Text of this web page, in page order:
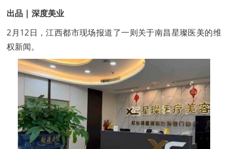
出品 | 深度美业
2月12日，江西都市现场报道了一则关于南昌星璨医美的维
权新闻。